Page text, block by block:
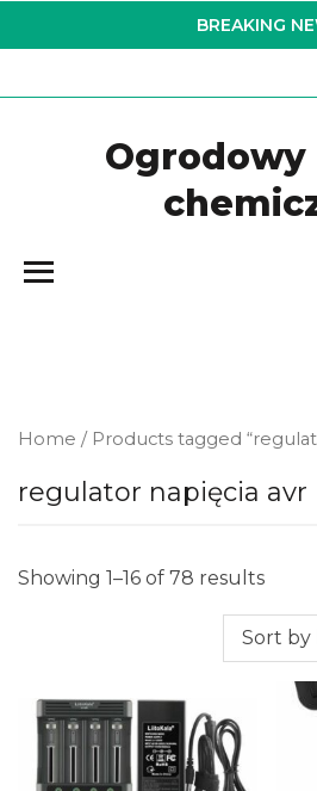
to
BREAKING
Home / Products tagged
regulator napięcia avr
Showing 1–16 of 78 results